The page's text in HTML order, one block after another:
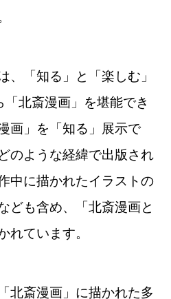
、「知る」と「楽しむ」
北斎漫画」を堪能でき
画」を「知る」展示で
のような経緯で出版され
中に描かれたイラストの
ども含め、「北斎漫画と
れています。
北斎漫画」に描かれた多